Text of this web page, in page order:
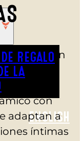
REGALO
LA
ENGLISH
celebración
de un
Austin’s
con
adaptan a
íntimas